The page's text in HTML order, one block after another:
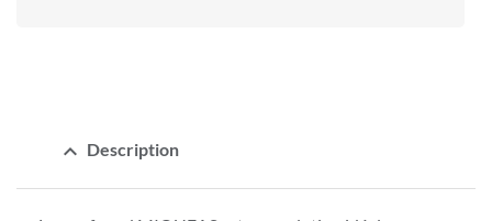
expand_less Description